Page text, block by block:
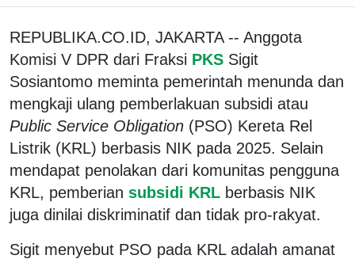
REPUBLIKA.CO.ID, JAKARTA -- Anggota
Komisi V DPR dari Fraksi PKS Sigit
Sosiantomo meminta pemerintah menunda dan
mengkaji ulang pemberlakuan subsidi atau
Public Service Obligation (PSO) Kereta Rel
Listrik (KRL) berbasis NIK pada 2025. Selain
mendapat penolakan dari komunitas pengguna
KRL, pemberian subsidi KRL berbasis NIK
juga dinilai diskriminatif dan tidak pro-rakyat.
Sigit menyebut PSO pada KRL adalah amanat